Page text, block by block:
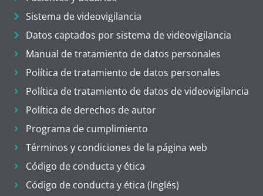
Sistema de videovigilancia
Datos captados por sistema de videovigilancia
Manual de tratamiento de datos personales
Política de tratamiento de datos personales
Política de tratamiento de datos de videovigilancia
Política de derechos de autor
Programa de cumplimiento
Términos y condiciones de la página web
Código de conducta y ética
Código de conducta y ética (Inglés)